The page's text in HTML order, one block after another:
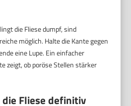
die Fliese dumpf, sind
möglich. Halte die Kante gegen
eine Lupe. Ein einfacher
zeigt, ob poröse Stellen stärker
Fliese definitiv